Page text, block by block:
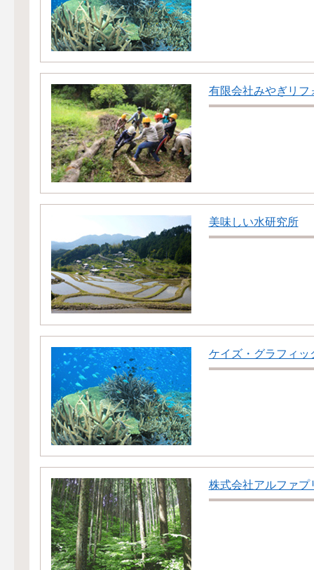
有限会社みやぎリフ
美味しい水研究所
ケイズ・グラフィッ
株式会社アルファプ